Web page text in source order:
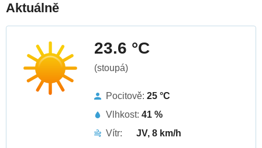
Aktuálně
23.6 °C
(stoupá)
Pocitově: 25 °C
Vlhkost: 41 %
Vítr:
JV, 8 km/h